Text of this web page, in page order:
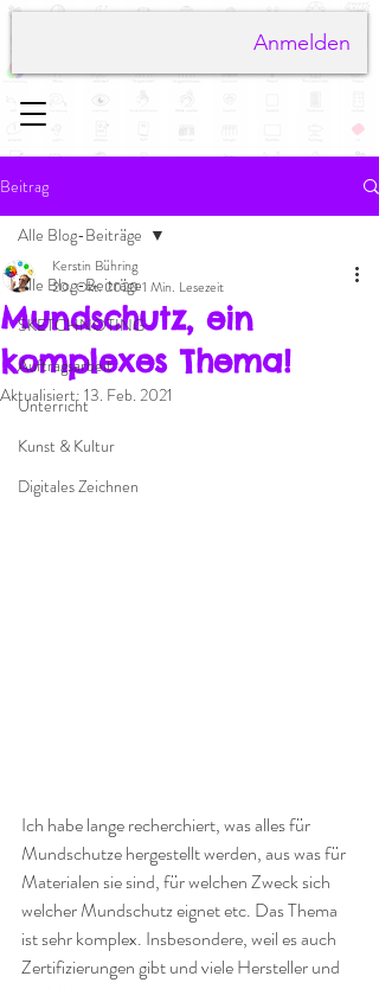
Anmelden
Beitrag
Alle Blog-Beiträge
SKETCHNOTING
Auftragsarbeit
Unterricht
Kunst & Kultur
Digitales Zeichnen
Alle Blog-Beiträge
Mundschutz, ein
komplexes Thema!
Kerstin Bühring
20. Okt. 20201 Min. Lesezeit
Aktualisiert: 13. Feb. 2021
Ich habe lange recherchiert, was alles für
Mundschutze hergestellt werden, aus was für
Materialen sie sind, für welchen Zweck sich
welcher Mundschutz eignet etc. Das Thema
ist sehr komplex. Insbesondere, weil es auch
Zertifizierungen gibt und viele Hersteller und